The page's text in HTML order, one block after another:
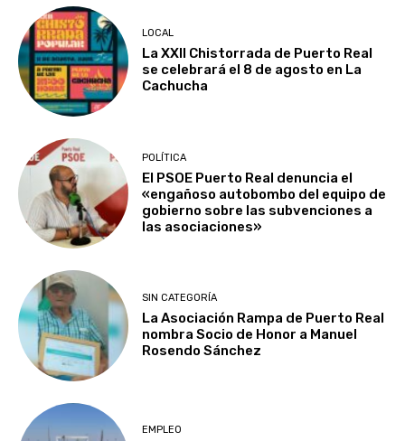
LOCAL
La XXII Chistorrada de Puerto Real
se celebrará el 8 de agosto en La
Cachucha
POLÍTICA
El PSOE Puerto Real denuncia el
«engañoso autobombo del equipo de
gobierno sobre las subvenciones a
las asociaciones»
SIN CATEGORÍA
La Asociación Rampa de Puerto Real
nombra Socio de Honor a Manuel
Rosendo Sánchez
EMPLEO